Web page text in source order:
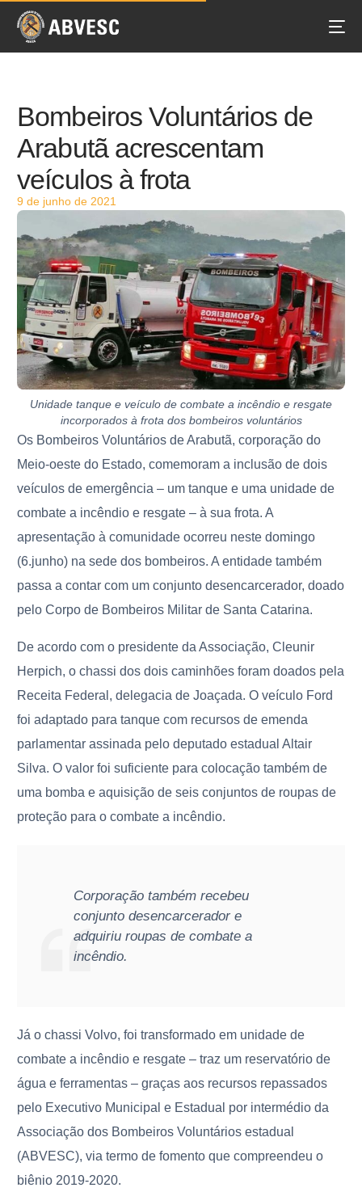
Bombeiros Voluntários de
Arabutã acrescentam
veículos à frota
9 de junho de 2021
Unidade tanque e veículo de combate a incêndio e resgate
incorporados à frota dos bombeiros voluntários
Os Bombeiros Voluntários de Arabutã, corporação do
Meio-oeste do Estado, comemoram a inclusão de dois
veículos de emergência – um tanque e uma unidade de
combate a incêndio e resgate – à sua frota. A
apresentação à comunidade ocorreu neste domingo
(6.junho) na sede dos bombeiros. A entidade também
passa a contar com um conjunto desencarcerador, doado
pelo Corpo de Bombeiros Militar de Santa Catarina.
De acordo com o presidente da Associação, Cleunir
Herpich, o chassi dos dois caminhões foram doados pela
Receita Federal, delegacia de Joaçada. O veículo Ford
foi adaptado para tanque com recursos de emenda
parlamentar assinada pelo deputado estadual Altair
Silva. O valor foi suficiente para colocação também de
uma bomba e aquisição de seis conjuntos de roupas de
proteção para o combate a incêndio.
Corporação também recebeu
conjunto desencarcerador e
adquiriu roupas de combate a
incêndio.
Já o chassi Volvo, foi transformado em unidade de
combate a incêndio e resgate – traz um reservatório de
água e ferramentas – graças aos recursos repassados
pelo Executivo Municipal e Estadual por intermédio da
Associação dos Bombeiros Voluntários estadual
(ABVESC), via termo de fomento que compreendeu o
biênio 2019-2020.